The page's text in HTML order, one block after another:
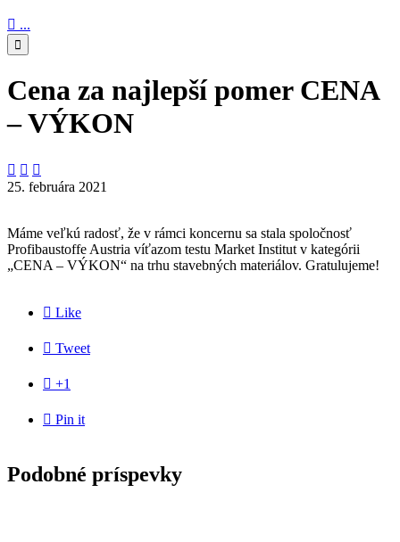
 ...

Cena za najlepší pomer CENA
– VÝKON
  
25. februára 2021
Máme veľkú radosť, že v rámci koncernu sa stala spoločnosť
Profibaustoffe Austria víťazom testu Market Institut v kategórii
„CENA – VÝKON“ na trhu stavebných materiálov. Gratulujeme!
 Like
 Tweet
 +1
 Pin it
Podobné príspevky